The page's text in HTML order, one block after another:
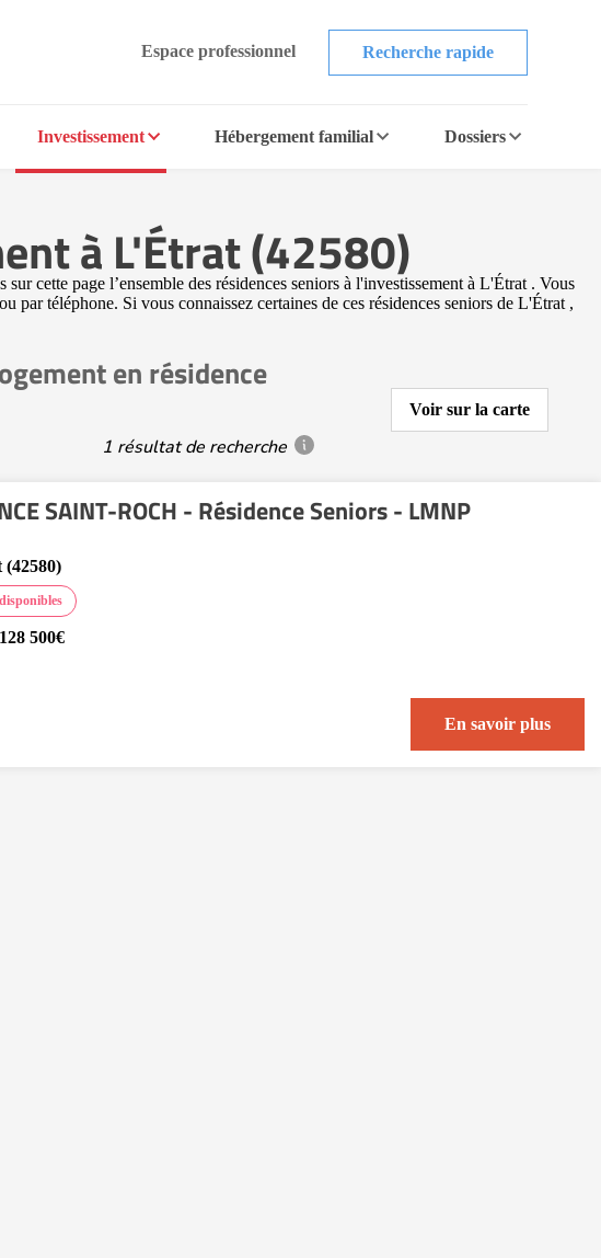
Espace professionnel Recherche rapide
Investissement Hébergement familial Dossiers
à L'Étrat (42580)
cette page l’ensemble des résidences seniors à l'investissement à L'Étrat . Vous
par téléphone. Si vous connaissez certaines de ces résidences seniors de L'Étrat ,
en résidence
1 résultat de recherche
Voir sur la carte
SAINT-ROCH - Résidence Seniors - LMNP
128 500€
En savoir plus